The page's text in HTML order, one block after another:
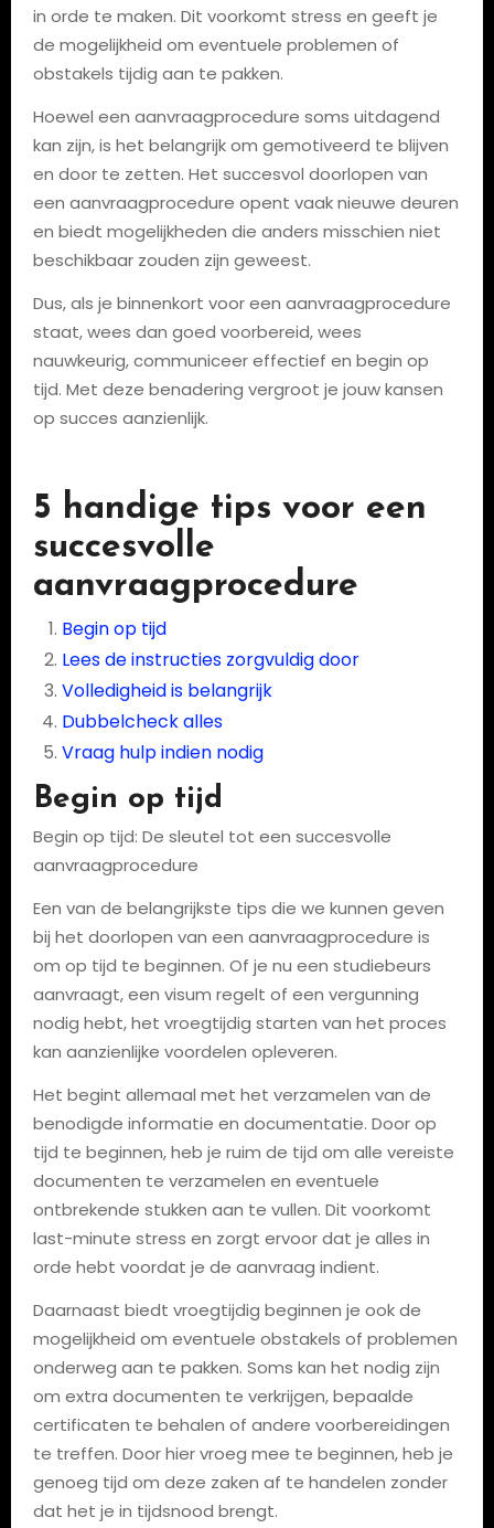
in orde te maken. Dit voorkomt stress en geeft je
de mogelijkheid om eventuele problemen of
obstakels tijdig aan te pakken.
Hoewel een aanvraagprocedure soms uitdagend
kan zijn, is het belangrijk om gemotiveerd te blijven
en door te zetten. Het succesvol doorlopen van
een aanvraagprocedure opent vaak nieuwe deuren
en biedt mogelijkheden die anders misschien niet
beschikbaar zouden zijn geweest.
Dus, als je binnenkort voor een aanvraagprocedure
staat, wees dan goed voorbereid, wees
nauwkeurig, communiceer effectief en begin op
tijd. Met deze benadering vergroot je jouw kansen
op succes aanzienlijk.
5 handige tips voor een
succesvolle
aanvraagprocedure
Begin op tijd
Lees de instructies zorgvuldig door
Volledigheid is belangrijk
Dubbelcheck alles
Vraag hulp indien nodig
Begin op tijd
Begin op tijd: De sleutel tot een succesvolle
aanvraagprocedure
Een van de belangrijkste tips die we kunnen geven
bij het doorlopen van een aanvraagprocedure is
om op tijd te beginnen. Of je nu een studiebeurs
aanvraagt, een visum regelt of een vergunning
nodig hebt, het vroegtijdig starten van het proces
kan aanzienlijke voordelen opleveren.
Het begint allemaal met het verzamelen van de
benodigde informatie en documentatie. Door op
tijd te beginnen, heb je ruim de tijd om alle vereiste
documenten te verzamelen en eventuele
ontbrekende stukken aan te vullen. Dit voorkomt
last-minute stress en zorgt ervoor dat je alles in
orde hebt voordat je de aanvraag indient.
Daarnaast biedt vroegtijdig beginnen je ook de
mogelijkheid om eventuele obstakels of problemen
onderweg aan te pakken. Soms kan het nodig zijn
om extra documenten te verkrijgen, bepaalde
certificaten te behalen of andere voorbereidingen
te treffen. Door hier vroeg mee te beginnen, heb je
genoeg tijd om deze zaken af te handelen zonder
dat het je in tijdsnood brengt.